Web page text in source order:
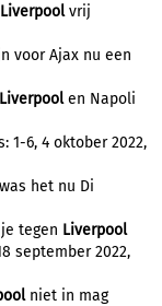
Liverpoolvrij
voor Ajax nu een
Liverpoolen Napoli
1-6, 4 oktober 2022,
het nu Di
tegen Liverpool
september 2022,
niet in mag